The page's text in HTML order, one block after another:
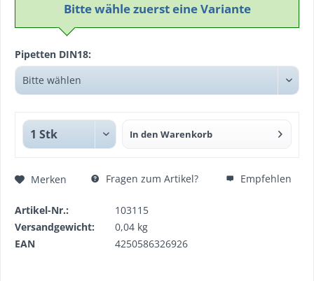
Bitte wähle zuerst eine Variante
Pipetten DIN18:
In den Warenkorb
Merken Fragen zum Artikel? Empfehlen
Artikel-Nr.:
103115
Versandgewicht:
0,04 kg
EAN
4250586326926